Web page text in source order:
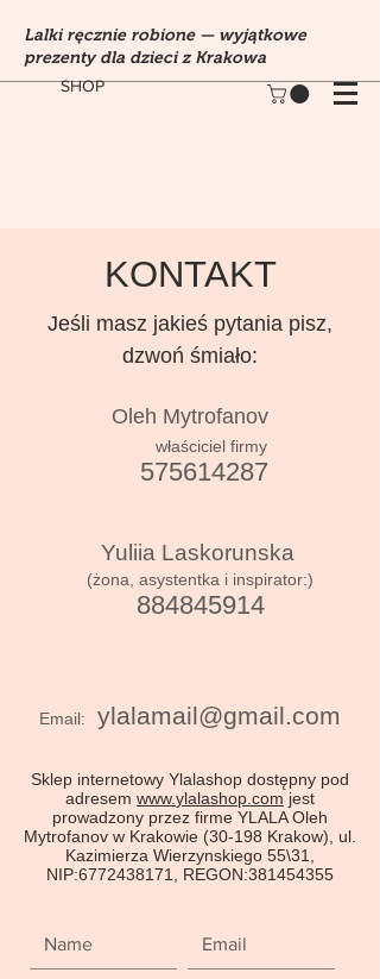
SHOP
Lalki ręcznie robione — wyjątkowe
prezenty dla dzieci z Krakowa
KONTAKT
Jeśli masz jakieś pytania pisz,
dzwoń śmiało:
Oleh Mytrofanov
właściciel firmy
575614287
Yuliia Laskorunska
(żona, asystentka i inspirator:)
884845914
Email: ylalamail@gmail.com
Sklep internetowy Ylalashop dostępny pod
adresem www.ylalashop .com jest
prowadzony przez firme YLALA Oleh
Mytrofanov w Krakowie (30-198 Krakow), ul.
Kazimierza Wierzynskiego 55\31,
NIP:6772438171 , REGON:381454355